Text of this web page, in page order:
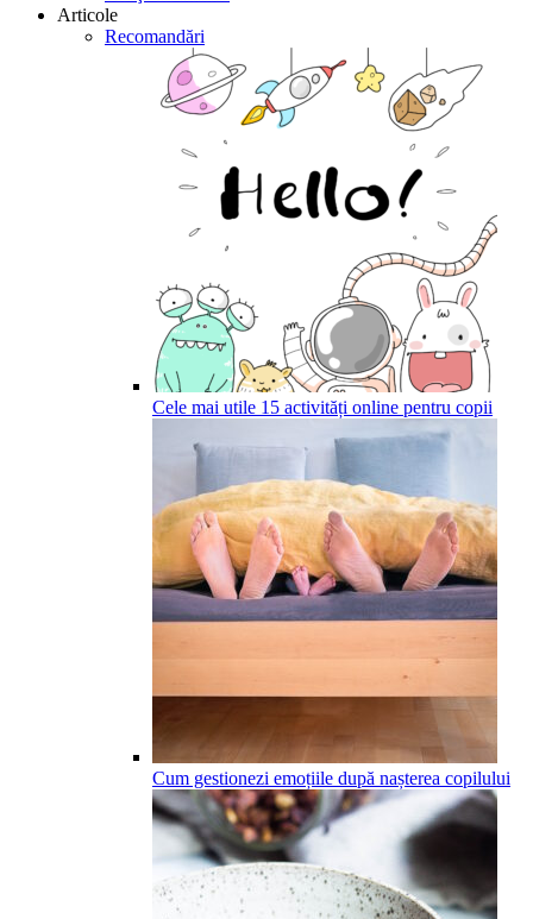
Articole
Recomandări
Cele mai utile 15 activități online pentru copii
Cum gestionezi emoțiile după nașterea copilului